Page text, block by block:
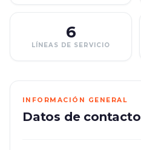
6
LÍNEAS DE SERVICIO
INFORMACIÓN GENERAL
Datos de contacto